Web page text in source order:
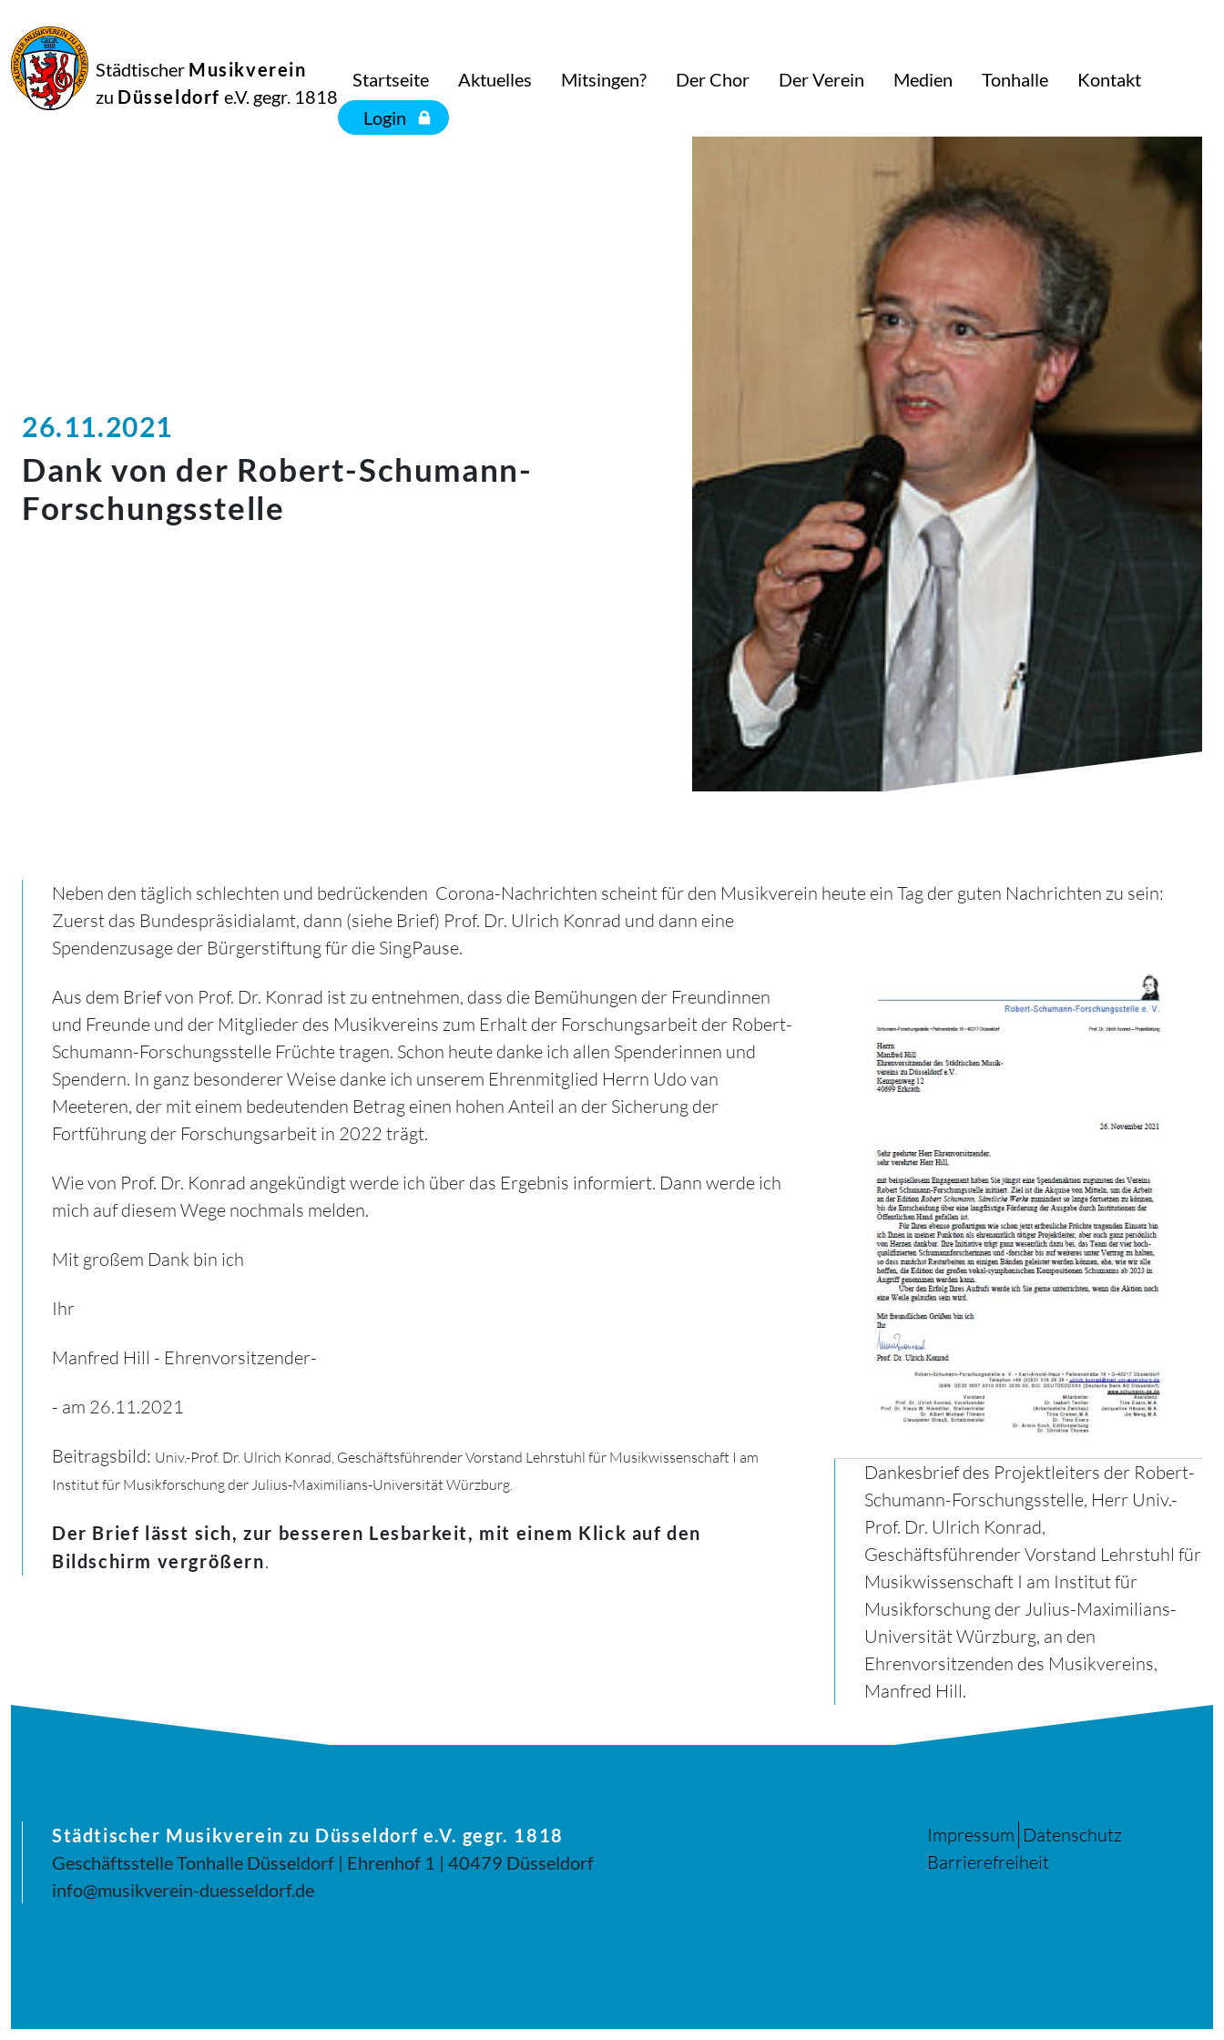
Städtischer Musikverein
zu Düsseldorf e.V. gegr. 1818
Startseite Aktuelles Mitsingen? Der Chor Der Verein Medien Tonhalle
Kontakt
Login
26.11.2021
Dank von der Robert-Schumann-
Forschungsstelle
Neben den täglich schlechten und bedrückenden Corona-Nachrichten scheint für den Musikverein heute ein Tag der guten Nachrichten zu sein:
Dankesbrief des Projektleiters der Robert-
Schumann-Forschungsstelle, Herr Univ.-
Prof. Dr. Ulrich Konrad,
Geschäftsführender Vorstand Lehrstuhl für
Musikwissenschaft I am Institut für
Musikforschung der Julius-Maximilians-
Universität Würzburg, an den
Ehrenvorsitzenden des Musikvereins,
Manfred Hill.
Zuerst das Bundespräsidialamt, dann (siehe Brief) Prof. Dr. Ulrich Konrad und dann eine
Spendenzusage der Bürgerstiftung für die SingPause.
Aus dem Brief von Prof. Dr. Konrad ist zu entnehmen, dass die Bemühungen der Freundinnen
und Freunde und der Mitglieder des Musikvereins zum Erhalt der Forschungsarbeit der Robert-
Schumann-Forschungsstelle Früchte tragen. Schon heute danke ich allen Spenderinnen und
Spendern. In ganz besonderer Weise danke ich unserem Ehrenmitglied Herrn Udo van
Meeteren, der mit einem bedeutenden Betrag einen hohen Anteil an der Sicherung der
Fortführung der Forschungsarbeit in 2022 trägt.
Wie von Prof. Dr. Konrad angekündigt werde ich über das Ergebnis informiert. Dann werde ich
mich auf diesem Wege nochmals melden.
Mit großem Dank bin ich
Ihr
Manfred Hill - Ehrenvorsitzender-
- am 26.11.2021
Beitragsbild: Univ.-Prof. Dr. Ulrich Konrad, Geschäftsführender Vorstand Lehrstuhl für Musikwissenschaft I am
Institut für Musikforschung der Julius-Maximilians-Universität Würzburg.
Der Brief lässt sich, zur besseren Lesbarkeit, mit einem Klick auf den
Bildschirm vergrößern.
Städtischer Musikverein zu Düsseldorf e.V. gegr. 1818
Geschäftsstelle Tonhalle Düsseldorf | Ehrenhof 1 | 40479 Düsseldorf
info@musikverein-duesseldorf.de
Impressum Datenschutz
Barrierefreiheit